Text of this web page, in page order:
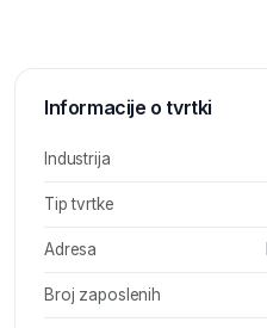
Informacije o tvrtki
Industrija
Tip tvrtke
Adresa
Broj zaposlenih